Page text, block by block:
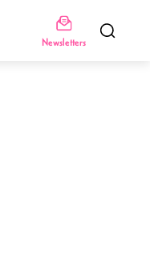
Newsletters